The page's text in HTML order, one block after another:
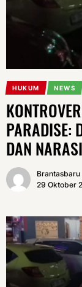
HUKUM NEWS
PARADISE:
DAN
Brantasbaru
29 Oktober